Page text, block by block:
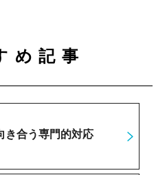
め記事
き合う専門的対応